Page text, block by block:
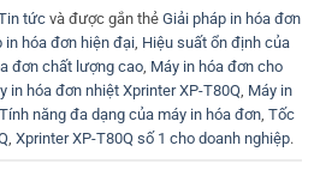
tức và được gắn thẻ Giải pháp in hóa đơn
in hóa đơn hiện đại Hiệu suất ổn định của
đơn chất lượng cao Máy in hóa đơn cho
in hóa đơn nhiệt Xprinter XP-T80Q Máy in
Tính năng đa dạng của máy in hóa đơn, Tốc
Xprinter XP-T80Q số 1 cho doanh nghiệp.